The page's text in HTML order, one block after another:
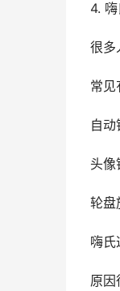
4.
很多
常见
自动
头像
轮盘
嗨氏
原因